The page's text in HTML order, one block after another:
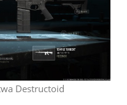
Destructoid